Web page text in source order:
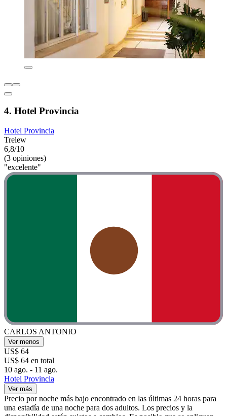
4. Hotel Provincia
Hotel Provincia
Trelew
6,8/10
(3 opiniones)
"excelente"
CARLOS ANTONIO
Ver menos
US$ 64
US$ 64 en total
10 ago. - 11 ago.
Hotel Provincia
Ver más
Precio por noche más bajo encontrado en las últimas 24 horas para
una estadía de una noche para dos adultos. Los precios y la